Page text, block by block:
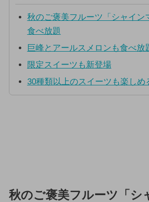
秋のご褒美フルーツ「シャイン
食べ放題
巨峰とアールスメロンも食べ放
限定スイーツも新登場
30種類以上のスイーツも楽しめ
秋のご褒美フルーツ「シ